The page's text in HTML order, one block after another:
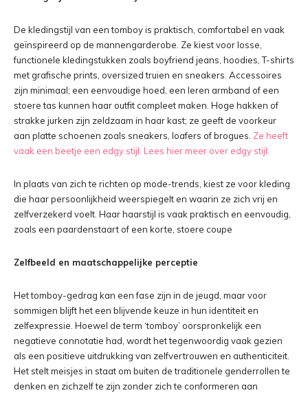
De kledingstijl van een tomboy is praktisch, comfortabel en vaak
geïnspireerd op de mannengarderobe. Ze kiest voor losse,
functionele kledingstukken zoals boyfriend jeans, hoodies, T-shirts
met grafische prints, oversized truien en sneakers. Accessoires
zijn minimaal; een eenvoudige hoed, een leren armband of een
stoere tas kunnen haar outfit compleet maken. Hoge hakken of
strakke jurken zijn zeldzaam in haar kast; ze geeft de voorkeur
aan platte schoenen zoals sneakers, loafers of brogues. Ze heeft
vaak een beetje een edgy stijl. Lees hier meer over edgy stijl.
In plaats van zich te richten op mode-trends, kiest ze voor kleding
die haar persoonlijkheid weerspiegelt en waarin ze zich vrij en
zelfverzekerd voelt. Haar haarstijl is vaak praktisch en eenvoudig,
zoals een paardenstaart of een korte, stoere coupe
Zelfbeeld en maatschappelijke perceptie
Het tomboy-gedrag kan een fase zijn in de jeugd, maar voor
sommigen blijft het een blijvende keuze in hun identiteit en
zelfexpressie. Hoewel de term ‘tomboy’ oorspronkelijk een
negatieve connotatie had, wordt het tegenwoordig vaak gezien
als een positieve uitdrukking van zelfvertrouwen en authenticiteit.
Het stelt meisjes in staat om buiten de traditionele genderrollen te
denken en zichzelf te zijn zonder zich te conformeren aan